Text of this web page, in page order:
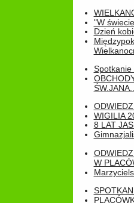
"W
Dzień
Spotkanie
WIGILIA
8 LAT
W